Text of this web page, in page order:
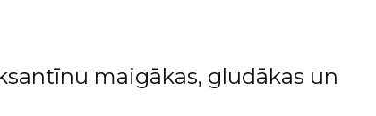
maigākas, gludākas un